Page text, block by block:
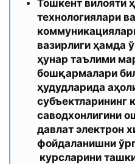
Тошкент вилояти
технологиялари ва
вазирлиги ҳамда
ҳунар таълими
бошқармалари
ҳудудларида
субъектларининг
саводхонлигини
давлат электрон
фойдаланишни
курсларини